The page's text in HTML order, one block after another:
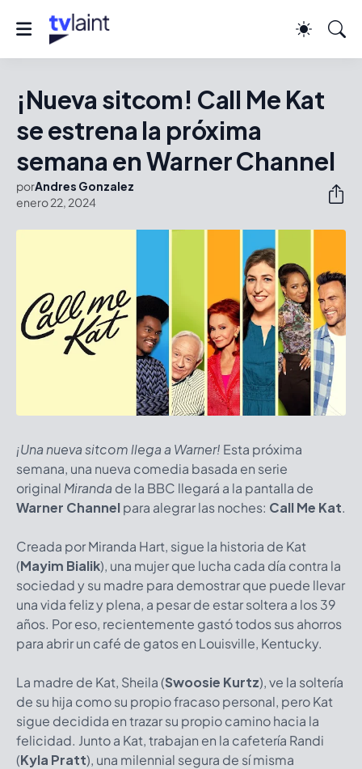
¡Nueva sitcom! Call Me Kat
se estrena la próxima
semana en Warner Channel
porAndres Gonzalez
enero 22, 2024
¡Una nueva sitcom llega a Warner! Esta próxima
semana, una nueva comedia basada en serie
original Miranda de la BBC llegará a la pantalla de
Warner Channelpara alegrar las noches: Call Me Kat.
Creada por Miranda Hart, sigue la historia de Kat
(Mayim Bialik), una mujer que lucha cada día contra la
sociedad y su madre para demostrar que puede llevar
una vida feliz y plena, a pesar de estar soltera a los 39
años. Por eso, recientemente gastó todos sus ahorros
para abrir un café de gatos en Louisville, Kentucky.
La madre de Kat, Sheila (Swoosie Kurtz), ve la soltería
de su hija como su propio fracaso personal, pero Kat
sigue decidida en trazar su propio camino hacia la
felicidad. Junto a Kat, trabajan en la cafetería Randi
(Kyla Pratt), una milennial segura de sí misma